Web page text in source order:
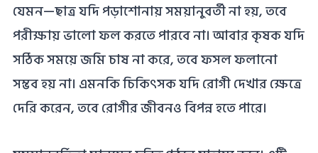
যেমন—ছাত্র যদি পড়াশোনায় সময়ানুবর্তী না হয়, তবে
পরীক্ষায় ভালো ফল করতে পারবে না। আবার কৃষক যদি
সঠিক সময়ে জমি চাষ না করে, তবে ফসল ফলানো
সম্ভব হয় না। এমনকি চিকিৎসক যদি রোগী দেখার ক্ষেত্রে
দেরি করেন, তবে রোগীর জীবনও বিপন্ন হতে পারে।